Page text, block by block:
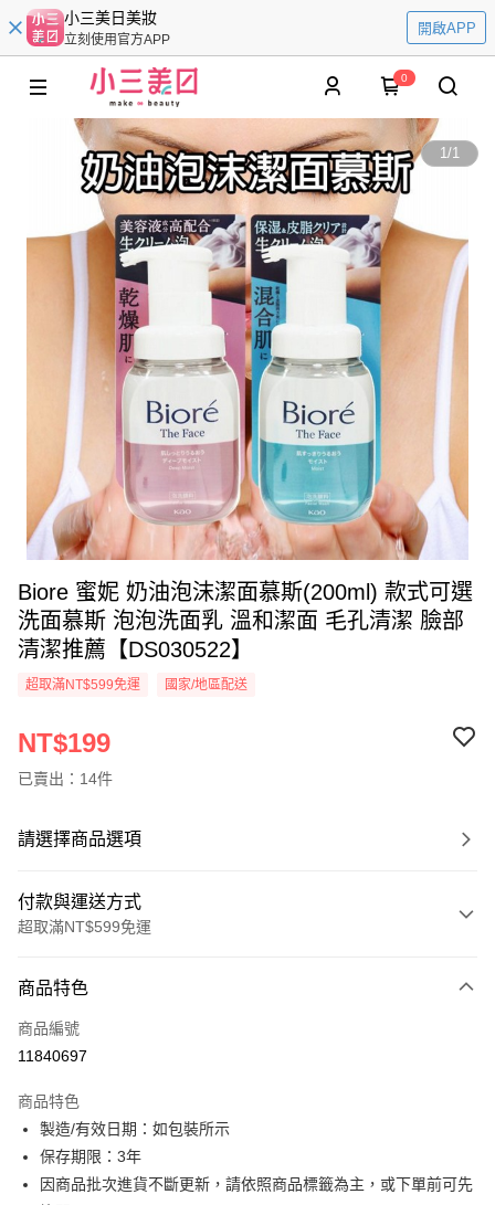
小三美日美妝
立刻使用官方APP
開啟APP
0
1/1
Biore 蜜妮 奶油泡沫潔面慕斯(200ml) 款式可選
洗面慕斯 泡泡洗面乳 溫和潔面 毛孔清潔 臉部
清潔推薦【DS030522】
超取滿NT$599免運 國家/地區配送
NT$199
已賣出：14件
請選擇商品選項
付款與運送方式
超取滿NT$599免運
信用卡一次付款
超商取貨付款
Apple Pay
街口支付
商品特色
商品編號
11840697
商品特色
製造/有效日期：如包裝所示
保存期限：3年
因商品批次進貨不斷更新，請依照商品標籤為主，或下單前可先